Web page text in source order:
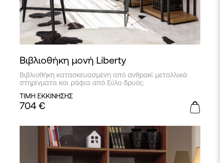
Βιβλιοθήκη μονή Liberty
Βιβλιοθήκη κατασκευασμένη από ανθρακί μεταλλικά
στηρίγματα και ράφια από ξύλο δρυός.
ΤΙΜΗ ΕΚΚΙΝΗΣΗΣ
704 €